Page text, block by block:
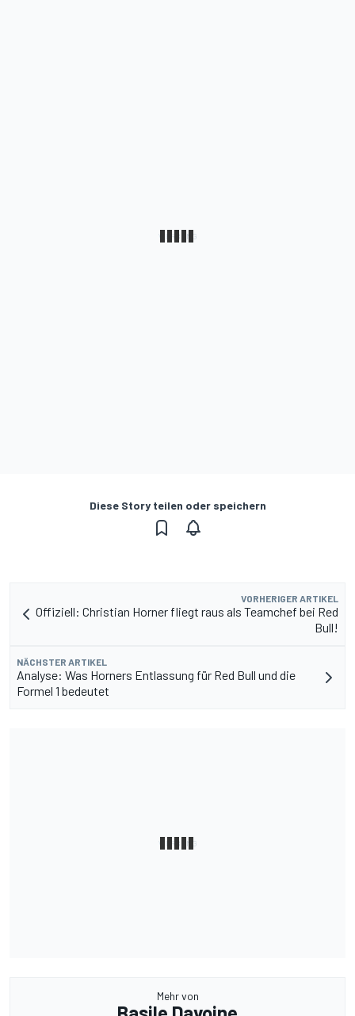
Diese Story teilen oder speichern
VORHERIGER ARTIKEL
Offiziell: Christian Horner fliegt raus als Teamchef bei Red
Bull!
NÄCHSTER ARTIKEL
Analyse: Was Horners Entlassung für Red Bull und die
Formel 1 bedeutet
Mehr von